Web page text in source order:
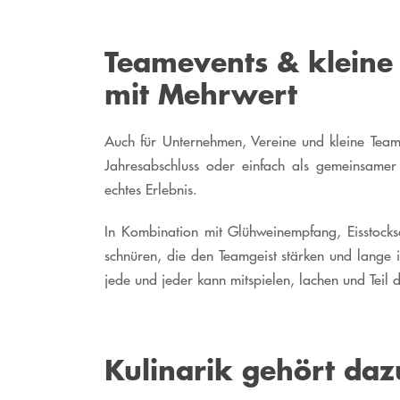
Teamevents &
mit Mehrwert
Auch für Unternehmen, Vereine und kleine
Jahresabschluss oder einfach als
echtes Erlebnis.
In Kombination mit Glühweinempfang,
schnüren, die den Teamgeist stärken und
jede und jeder kann mitspielen, lachen und Teil
Kulinarik gehört